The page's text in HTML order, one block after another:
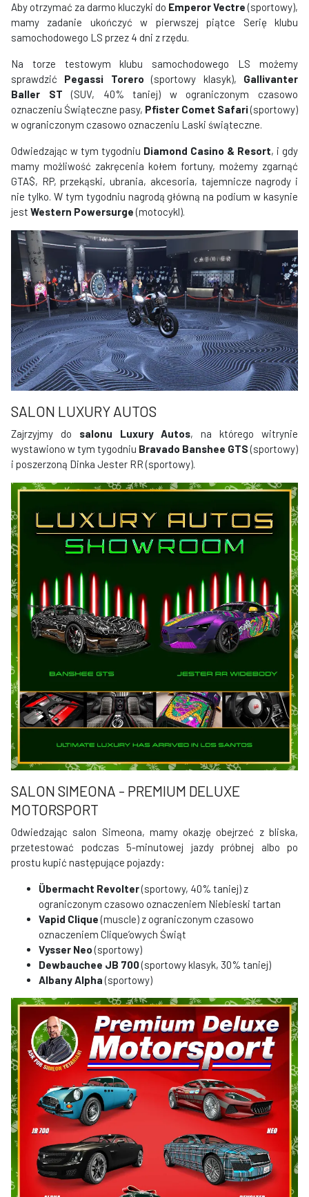
Aby otrzymać za darmo kluczyki do Emperor Vectre(sportowy),
mamy zadanie ukończyć w pierwszej piątce Serię klubu
samochodowego LS przez 4 dni z rzędu.
Na torze testowym klubu samochodowego LS możemy
sprawdzić Pegassi Torero (sportowy klasyk), Gallivanter
Baller ST (SUV, 40% taniej) w ograniczonym czasowo
oznaczeniu Świąteczne pasy, Pfister Comet Safari(sportowy)
w ograniczonym czasowo oznaczeniu Laski świąteczne.
Odwiedzając w tym tygodniu Diamond Casino & Resort, i gdy
mamy możliwość zakręcenia kołem fortuny, możemy zgarnąć
GTA$, RP, przekąski, ubrania, akcesoria, tajemnicze nagrody i
nie tylko. W tym tygodniu nagrodą główną na podium w kasynie
jest Western Powersurge(motocykl).
SALON LUXURY AUTOS
Zajrzyjmy do salonu Luxury Autos, na którego witrynie
wystawiono w tym tygodniu Bravado Banshee GTS(sportowy)
i poszerzoną Dinka Jester RR (sportowy).
SALON SIMEONA - PREMIUM DELUXE
MOTORSPORT
Odwiedzając salon Simeona, mamy okazję obejrzeć z bliska,
przetestować podczas 5-minutowej jazdy próbnej albo po
prostu kupić następujące pojazdy:
Übermacht Revolter(sportowy, 40% taniej) z
ograniczonym czasowo oznaczeniem Niebieski tartan
Vapid Clique(muscle) z ograniczonym czasowo
oznaczeniem Clique’owych Świąt
Vysser Neo(sportowy)
Dewbauchee JB 700(sportowy klasyk, 30% taniej)
Albany Alpha(sportowy)